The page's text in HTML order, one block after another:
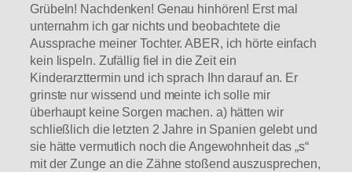
Grübeln! Nachdenken! Genau hinhören! Erst mal
unternahm ich gar nichts und beobachtete die
Aussprache meiner Tochter. ABER, ich hörte einfach
kein lispeln. Zufällig fiel in die Zeit ein
Kinderarzttermin und ich sprach Ihn darauf an. Er
grinste nur wissend und meinte ich solle mir
überhaupt keine Sorgen machen. a) hätten wir
schließlich die letzten 2 Jahre in Spanien gelebt und
sie hätte vermutlich noch die Angewohnheit das „s“
mit der Zunge an die Zähne stoßend auszusprechen,